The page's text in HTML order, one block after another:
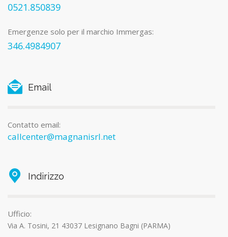
0521.850839
Emergenze solo per il marchio Immergas:
346.4984907
Email
Contatto email:
callcenter@magnanisrl.net
Indirizzo
Ufficio:
Via A. Tosini, 21 43037 Lesignano Bagni (PARMA)